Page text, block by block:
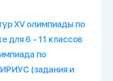
XV олимпиады по
для 6 - 11 классов
по
(задания и